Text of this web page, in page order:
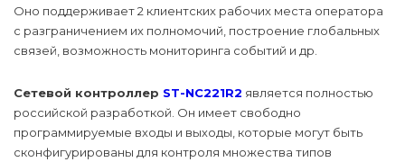
Оно поддерживает 2 клиентских рабочих места оператора
с разграничением их полномочий, построение глобальных
связей, возможность мониторинга событий и др.
Сетевой контроллер ST-NC221R2 является полностью
российской разработкой. Он имеет свободно
программируемые входы и выходы, которые могут быть
сконфигурированы для контроля множества типов